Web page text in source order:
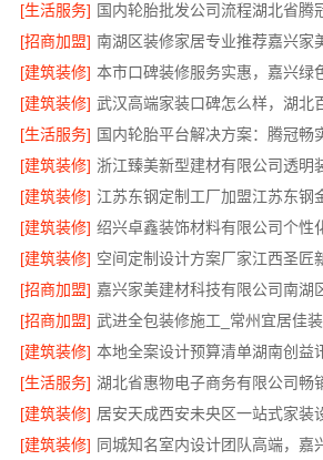
[生活服务]
[招商加盟] 南湖区装修家居专业推荐嘉兴家
[建筑装修]
[建筑装修]
[生活服务] 国内轮胎平台解决方案：腾冠畅
[建筑装修] 浙江臻美新型建材有限公司透明
[建筑装修] 江苏东钢定制工厂加盟江苏东钢
[建筑装修]
[建筑装修] 空间定制设计方案厂家江西圣匠
[招商加盟] 嘉兴家美建材科技有限公司南湖
[招商加盟] 武进全包装修施工_常州宜居佳
[建筑装修] 本地全案设计预算清单湖南创益
[生活服务]
[建筑装修] 居安天成西安未央区一站式家装
[建筑装修]